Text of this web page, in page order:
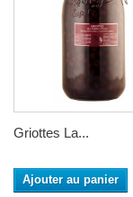
Griottes La...
Ajouter au panier